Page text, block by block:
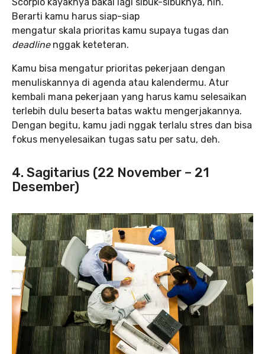
Berarti kamu harus siap-siap
mengatur skala prioritas kamu supaya tugas dan
deadline nggak keteteran.
Kamu bisa mengatur prioritas pekerjaan dengan
menuliskannya di agenda atau kalendermu. Atur
kembali mana pekerjaan yang harus kamu selesaikan
terlebih dulu beserta batas waktu mengerjakannya.
Dengan begitu, kamu jadi nggak terlalu stres dan bisa
fokus menyelesaikan tugas satu per satu, deh.
4. Sagitarius (22 November – 21
Desember)